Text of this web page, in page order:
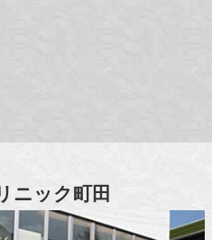
ニック町田